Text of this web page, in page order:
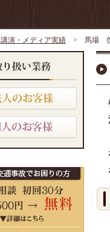
講演・メディア実績> 馬場